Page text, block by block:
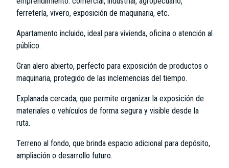
ferretería, vivero, exposición de maquinaria, etc.
Apartamento incluido, ideal para vivienda, oficina o atención al
público.
Gran alero abierto, perfecto para exposición de productos o
maquinaria, protegido de las inclemencias del tiempo.
Explanada cercada, que permite organizar la exposición de
materiales o vehículos de forma segura y visible desde la
ruta.
Terreno al fondo, que brinda espacio adicional para depósito,
ampliación o desarrollo futuro.